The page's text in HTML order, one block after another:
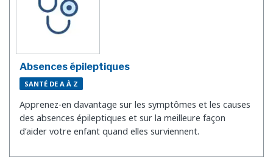
Absences épileptiques
SANTÉ DE A À Z
Apprenez-en davantage sur les symptômes et les causes
des absences épileptiques et sur la meilleure façon
d’aider votre enfant quand elles surviennent.